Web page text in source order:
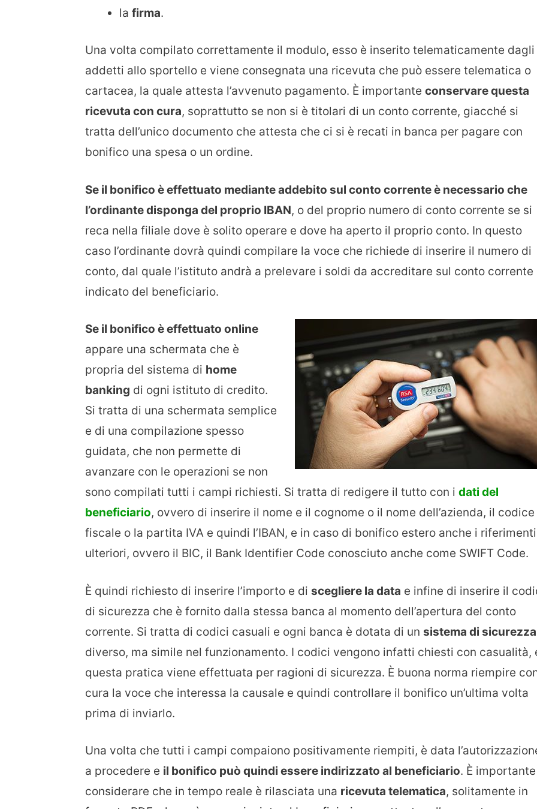
la firma.
Una volta compilato correttamente il modulo, esso è inserito telematicamente dagli
addetti allo sportello e viene consegnata una ricevuta che può essere telematica o
cartacea, la quale attesta l’avvenuto pagamento. È importante conservare questa
ricevuta con cura, soprattutto se non si è titolari di un conto corrente, giacché si
tratta dell’unico documento che attesta che ci si è recati in banca per pagare con
bonifico una spesa o un ordine.
Se il bonifico è effettuato mediante addebito sul conto corrente è necessario che
l’ordinante disponga del proprio IBAN, o del proprio numero di conto corrente se si
reca nella filiale dove è solito operare e dove ha aperto il proprio conto. In questo
caso l’ordinante dovrà quindi compilare la voce che richiede di inserire il numero di
conto, dal quale l’istituto andrà a prelevare i soldi da accreditare sul conto corrente
indicato del beneficiario.
Se il bonifico è effettuato online
appare una schermata che è
propria del sistema di home
banking di ogni istituto di credito.
Si tratta di una schermata semplice
e di una compilazione spesso
guidata, che non permette di
avanzare con le operazioni se non
sono compilati tutti i campi richiesti. Si tratta di redigere il tutto con i dati del
beneficiario, ovvero di inserire il nome e il cognome o il nome dell’azienda, il codice
fiscale o la partita IVA e quindi l’IBAN, e in caso di bonifico estero anche i riferimenti
ulteriori, ovvero il BIC, il Bank Identifier Code conosciuto anche come SWIFT Code.
È quindi richiesto di inserire l’importo e di scegliere la data e infine di inserire il
di sicurezza che è fornito dalla stessa banca al momento dell’apertura del conto
corrente. Si tratta di codici casuali e ogni banca è dotata di un sistema di sicurezza
diverso, ma simile nel funzionamento. I codici vengono infatti chiesti con casualità,
questa pratica viene effettuata per ragioni di sicurezza. È buona norma riempire
cura la voce che interessa la causale e quindi controllare il bonifico un’ultima volta
prima di inviarlo.
Una volta che tutti i campi compaiono positivamente riempiti, è data
a procedere e il bonifico può quindi essere indirizzato al beneficiario. È importante
considerare che in tempo reale è rilasciata una ricevuta telematica, solitamente in